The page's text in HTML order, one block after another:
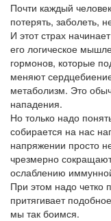
Почти каждый
потерять, заболеть,
И этот страх
его логическое
гормонов, которые
меняют
метаболизм. Это
нападения.
Но только надо
собирается на нас
напряжении просто
чрезмерно
ослаблению
При этом надо четко
притягивает
мы так боимся.